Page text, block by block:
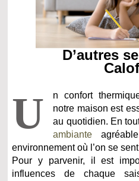
D’autres
U
n confort
notre maison est
au quotidien. En
ambiante
environnement où l’on se
Pour y parvenir, il est
influences de chaque